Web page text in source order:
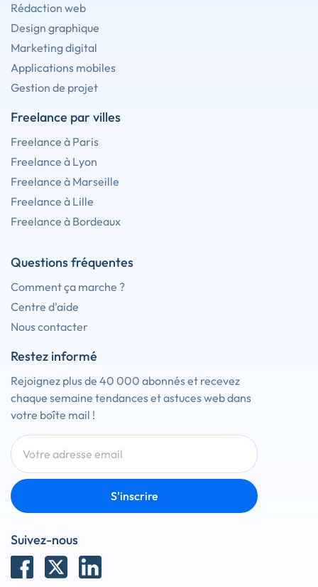
Rédaction web
Design graphique
Marketing digital
Applications mobiles
Gestion de projet
Freelance par villes
Freelance à Paris
Freelance à Lyon
Freelance à Marseille
Freelance à Lille
Freelance à Bordeaux
Questions fréquentes
Comment ça marche ?
Centre d'aide
Nous contacter
Restez informé
Rejoignez plus de 40 000 abonnés et recevez
chaque semaine tendances et astuces web dans
votre boîte mail !
S'inscrire
Suivez-nous